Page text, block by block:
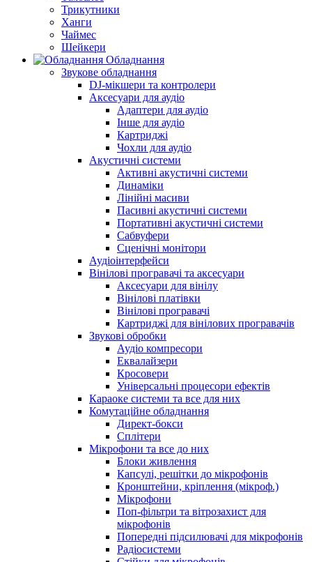
Трикутники
Ханги
Чаймес
Шейкери
Обладнання
Звукове обладнання
DJ-мікшери та контролери
Аксесуари для аудіо
Адаптери для аудіо
Інше для аудіо
Картриджі
Чохли для аудіо
Акустичні системи
Активні акустичні системи
Динаміки
Лінійні масиви
Пасивні акустичні системи
Портативні акустичні системи
Сабвуфери
Сценічні монітори
Аудіоінтерфейси
Вінілові програвачі та аксесуари
Аксесуари для вінілу
Вінілові платівки
Вінілові програвачі
Картриджі для вінілових програвачів
Звукові обробки
Аудіо компресори
Еквалайзери
Кросовери
Універсальні процесори ефектів
Караоке системи та все для них
Комутаційне обладнання
Директ-бокси
Сплітери
Мікрофони та все до них
Блоки живлення
Капсулі, решітки до мікрофонів
Кронштейни, кріплення (мікроф.)
Мікрофони
Поп-фільтри та вітрозахист для
мікрофонів
Попередні підсилювачі для мікрофонів
Радіосистеми